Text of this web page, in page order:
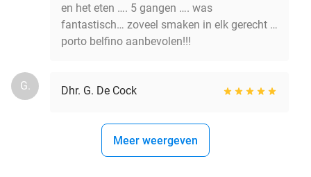
en het eten …. 5 gangen …. was
fantastisch… zoveel smaken in elk gerecht …
porto belfino aanbevolen!!!
G. Dhr. G. De Cock
Meer weergeven